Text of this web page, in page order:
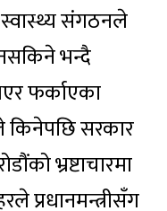
स्वास्थ्य संगठनले
भन्दै
फर्काएका
किनेपछि सरकार
भ्रष्टाचारमा
प्रधानमन्त्रीसँग